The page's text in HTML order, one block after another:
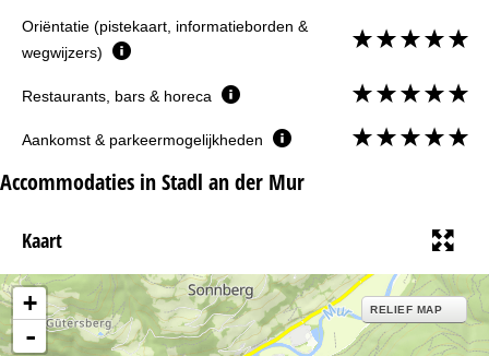
Oriëntatie (pistekaart, informatieborden &
wegwijzers)
Restaurants, bars & horeca
Aankomst & parkeermogelijkheden
Accommodaties in Stadl an der Mur
Kaart
+
-
RELIEF MAP